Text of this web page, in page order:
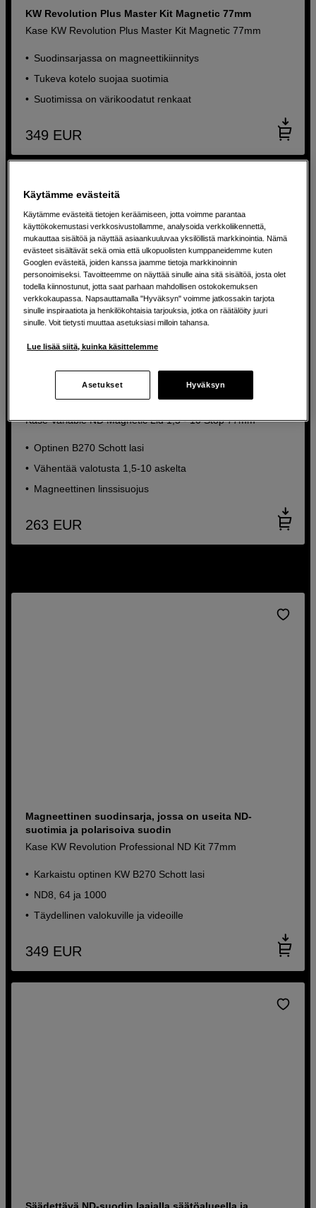
KW Revolution Plus Master Kit Magnetic 77mm
Kase KW Revolution Plus Master Kit Magnetic 77mm
Suodinsarjassa on magneettikiinnitys
Tukeva kotelo suojaa suotimia
Suotimissa on värikoodatut renkaat
349 EUR
Säädettävä ND-suodin, jossa laaja säätöalue ja
magneettinen linssinsuojus
Kase Variable ND Magnetic Lid 1,5 - 10 Stop 77mm
Optinen B270 Schott lasi
Vähentää valotusta 1,5-10 askelta
Magneettinen linssisuojus
263 EUR
Magneettinen suodinsarja, jossa on useita ND-
suotimia ja polarisoiva suodin
Kase KW Revolution Professional ND Kit 77mm
Karkaistu optinen KW B270 Schott lasi
ND8, 64 ja 1000
Täydellinen valokuville ja videoille
349 EUR
Käytämme evästeitä
Käytämme evästeitä tietojen keräämiseen, jotta voimme parantaa
käyttökokemustasi verkkosivustollamme, analysoida verkkoliikennettä,
mukauttaa sisältöä ja näyttää asiaankuuluvaa yksilöllistä markkinointia. Nämä
evästeet sisältävät sekä omia että ulkopuolisten kumppaneidemme kuten
Googlen evästeitä, joiden kanssa jaamme tietoja markkinoinnin
personoimiseksi. Tavoitteemme on näyttää sinulle aina sitä sisältöä, josta olet
todella kiinnostunut, jotta saat parhaan mahdollisen ostokokemuksen
verkkokaupassa. Napsauttamalla "Hyväksyn" voimme jatkossakin tarjota
sinulle inspiraatiota ja henkilökohtaisia tarjouksia, jotka on räätälöity juuri
sinulle. Voit tietysti muuttaa asetuksiasi milloin tahansa.
Lue lisää siitä, kuinka käsittelemme
Asetukset Hyväksyn